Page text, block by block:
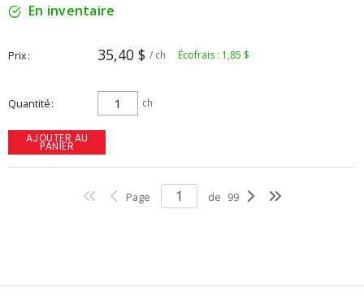
En inventaire
Prix 35,40 $ / ch Écofrais : 1,85 $
Quantité ch
AJOUTER AU
PANIER
Page de 99